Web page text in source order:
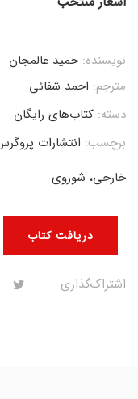
دریافت کتاب
نویسنده: حمید عالمجان
مترجم: احمد شفائی
دسته: کتاب‌های رایگان
برچسب: انتشارات
خارجی، شوروی
اشتراک‌گذاری